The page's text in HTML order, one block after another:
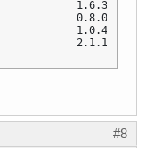
1.6.3-1
0.8.0-2
1.0.4-8+b1
2.1.1-1
#8